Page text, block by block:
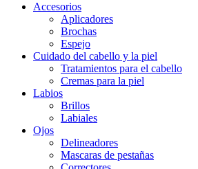
Accesorios
Aplicadores
Brochas
Espejo
Cuidado del cabello y la piel
Tratamientos para el cabello
Cremas para la piel
Labios
Brillos
Labiales
Ojos
Delineadores
Mascaras de pestañas